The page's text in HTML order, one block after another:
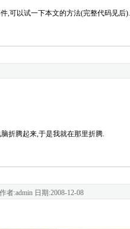
,可以试一下本文的方法(完整代码见后).
折腾起来,于是我就在那里折腾.
作者:admin 日期:2008-12-08